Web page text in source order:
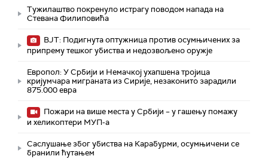
Тужилаштво покренуло истрагу поводом напада на
Стевана Филиповића
ВЈТ: Подигнута оптужница против осумњичених за
припрему тешког убиства и недозвољено оружје
Европол: У Србији и Немачкој ухапшена тројица
кријумчара миграната из Сирије, незаконито зарадили
875.000 евра
Пожари на више места у Србији – у гашењу помажу
и хеликоптери МУП-а
Саслушање због убиства на Карабурми, осумњичени се
бранили ћутањем